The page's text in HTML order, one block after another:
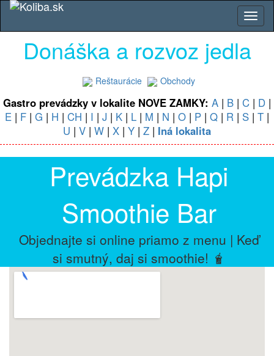
Donáška a rozvoz jedla
Reštaurácie Obchody
Gastro prevádzky v lokalite NOVE ZAMKY: A | B | C | D |
E | F | G | H | CH | I | J | K | L | M | N | O | P | Q | R | S | T |
U | V | W | X | Y | Z | Iná lokalita
Prevádzka Hapi
Smoothie Bar
Objednajte si online priamo z menu | Keď
si smutný, daj si smoothie! 🧋